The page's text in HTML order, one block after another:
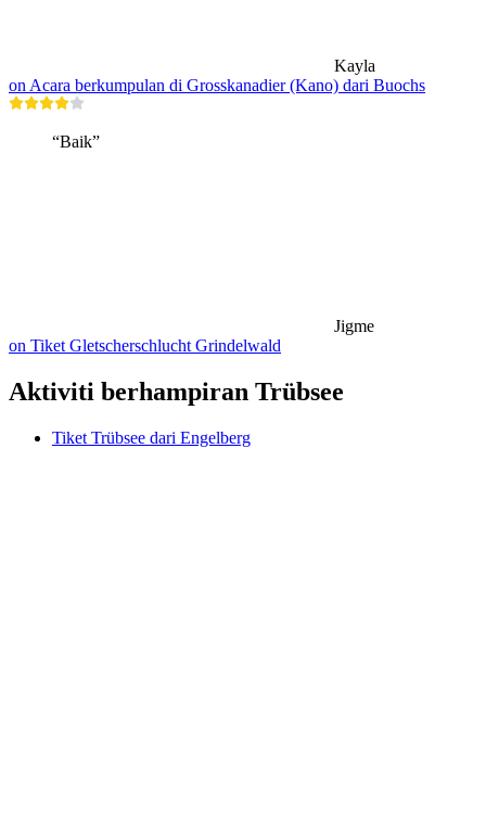
Kayla
on Acara berkumpulan di Grosskanadier (Kano) dari Buochs
“Baik”
Jigme
on Tiket Gletscherschlucht Grindelwald
Aktiviti berhampiran Trübsee
Tiket Trübsee dari Engelberg